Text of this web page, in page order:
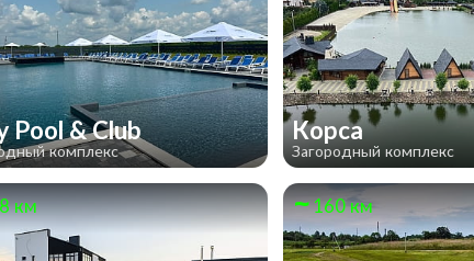
Pool & Club
комплекс
Корса
Загородный комплекс
км 160 км